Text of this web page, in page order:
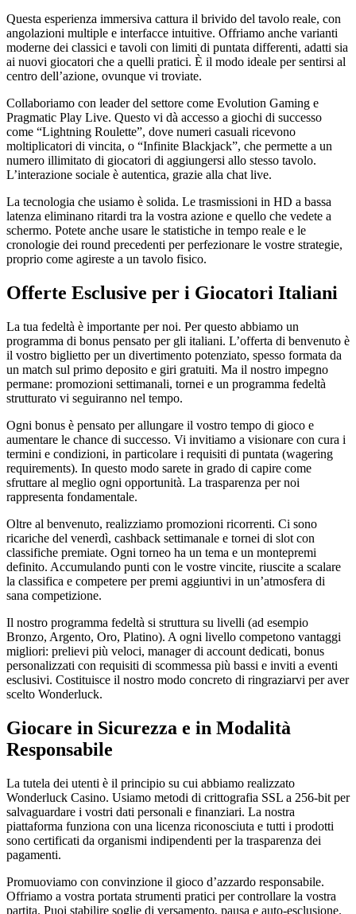
Questa esperienza immersiva cattura il brivido del tavolo reale, con
angolazioni multiple e interfacce intuitive. Offriamo anche varianti
moderne dei classici e tavoli con limiti di puntata differenti, adatti sia
ai nuovi giocatori che a quelli pratici. È il modo ideale per sentirsi al
centro dell’azione, ovunque vi troviate.
Collaboriamo con leader del settore come Evolution Gaming e
Pragmatic Play Live. Questo vi dà accesso a giochi di successo
come “Lightning Roulette”, dove numeri casuali ricevono
moltiplicatori di vincita, o “Infinite Blackjack”, che permette a un
numero illimitato di giocatori di aggiungersi allo stesso tavolo.
L’interazione sociale è autentica, grazie alla chat live.
La tecnologia che usiamo è solida. Le trasmissioni in HD a bassa
latenza eliminano ritardi tra la vostra azione e quello che vedete a
schermo. Potete anche usare le statistiche in tempo reale e le
cronologie dei round precedenti per perfezionare le vostre strategie,
proprio come agireste a un tavolo fisico.
Offerte Esclusive per i Giocatori Italiani
La tua fedeltà è importante per noi. Per questo abbiamo un
programma di bonus pensato per gli italiani. L’offerta di benvenuto è
il vostro biglietto per un divertimento potenziato, spesso formata da
un match sul primo deposito e giri gratuiti. Ma il nostro impegno
permane: promozioni settimanali, tornei e un programma fedeltà
strutturato vi seguiranno nel tempo.
Ogni bonus è pensato per allungare il vostro tempo di gioco e
aumentare le chance di successo. Vi invitiamo a visionare con cura i
termini e condizioni, in particolare i requisiti di puntata (wagering
requirements). In questo modo sarete in grado di capire come
sfruttare al meglio ogni opportunità. La trasparenza per noi
rappresenta fondamentale.
Oltre al benvenuto, realizziamo promozioni ricorrenti. Ci sono
ricariche del venerdì, cashback settimanale e tornei di slot con
classifiche premiate. Ogni torneo ha un tema e un montepremi
definito. Accumulando punti con le vostre vincite, riuscite a scalare
la classifica e competere per premi aggiuntivi in un’atmosfera di
sana competizione.
Il nostro programma fedeltà si struttura su livelli (ad esempio
Bronzo, Argento, Oro, Platino). A ogni livello competono vantaggi
migliori: prelievi più veloci, manager di account dedicati, bonus
personalizzati con requisiti di scommessa più bassi e inviti a eventi
esclusivi. Costituisce il nostro modo concreto di ringraziarvi per aver
scelto Wonderluck.
Giocare in Sicurezza e in Modalità
Responsabile
La tutela dei utenti è il principio su cui abbiamo realizzato
Wonderluck Casino. Usiamo metodi di crittografia SSL a 256-bit per
salvaguardare i vostri dati personali e finanziari. La nostra
piattaforma funziona con una licenza riconosciuta e tutti i prodotti
sono certificati da organismi indipendenti per la trasparenza dei
pagamenti.
Promuoviamo con convinzione il gioco d’azzardo responsabile.
Offriamo a vostra portata strumenti pratici per controllare la vostra
partita. Puoi stabilire soglie di versamento, pausa e auto-esclusione.